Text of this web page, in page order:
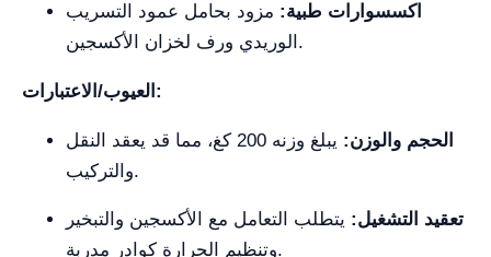
اكسسوارات طبية: مزود بحامل عمود التسريب
الوريدي ورف لخزان الأكسجين.
العيوب/الاعتبارات:
الحجم والوزن:
يبلغ وزنه 200 كغ، مما قد يعقد النقل
والتركيب.
تعقيد التشغيل: يتطلب التعامل مع الأكسجين والتبخير
وتنظيم الحرارة كوادر مدربة.